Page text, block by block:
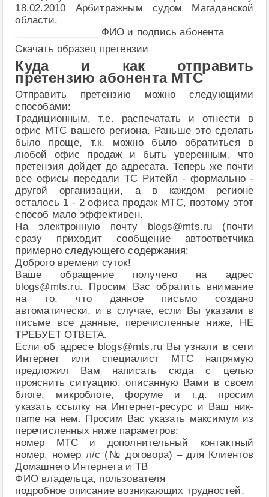
18.02.2010 Арбитражным судом Магаданской
области.
_______________ ФИО и подпись абонента
Скачать образец претензии
Куда и как отправить
претензию абонента МТС
Отправить претензию можно следующими
способами:
Традиционным, т.е. распечатать и отнести в
офис МТС вашего региона. Раньше это сделать
было проще, т.к. можно было обратиться в
любой офис продаж и быть уверенным, что
претензия дойдет до адресата. Теперь же почти
все офисы передали ТС Ритейл - формально -
другой организации, а в каждом регионе
осталось 1 - 2 офиса продаж МТС, поэтому этот
способ мало эффективен.
На электронную почту blogs@mts.ru (почти
сразу приходит сообщение автоответчика
примерно следующего содержания:
Доброго времени суток!
Ваше обращение получено на адрес
blogs@mts.ru. Просим Вас обратить внимание
на то, что данное письмо создано
автоматически, и в случае, если Вы указали в
письме все данные, перечисленные ниже, НЕ
ТРЕБУЕТ ОТВЕТА.
Если об адресе blogs@mts.ru Вы узнали в сети
Интернет или специалист МТС напрямую
предложил Вам написать сюда с целью
прояснить ситуацию, описанную Вами в своем
блоге, микроблоге, форуме и т.д. просим
указать ссылку на Интернет-ресурс и Ваш ник-
name на нем. Просим Вас указать максимум из
перечисленных ниже параметров:
номер МТС и дополнительный контактный
номер, номер л/с (№ договора) – для Клиентов
Домашнего Интернета и ТВ
ФИО владельца, пользователя
подробное описание возникающих трудностей.